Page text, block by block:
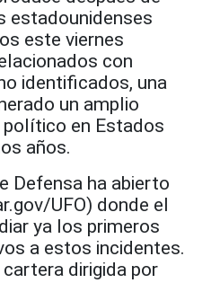
estadounidenses
este viernes
con
identificados, una
un amplio
en Estados
años.
Defensa ha abierto
UFO) donde el
ya los primeros
a estos incidentes.
dirigida por